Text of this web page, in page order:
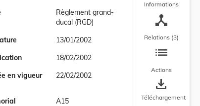
Règlement grand-
ducal (RGD)
13/01/2002
18/02/2002
en vigueur
22/02/2002
A15
Informations
device_hub
Relations (3)
list
Actions
save_alt
Téléchargement